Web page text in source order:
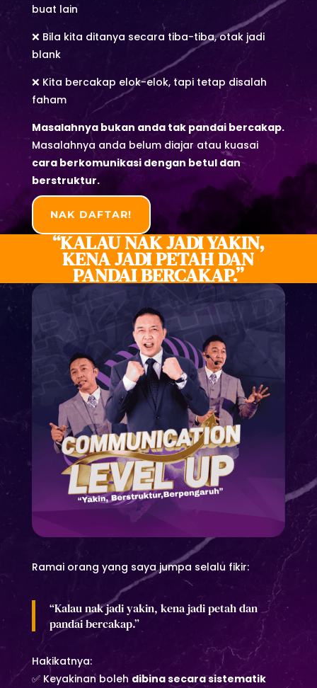
buat lain
❌ Bila kita ditanya secara tiba-tiba, otak jadi
blank
❌ Kita bercakap elok-elok, tapi tetap disalah
faham
Masalahnya bukan anda tak pandai bercakap.
Masalahnya anda belum diajar atau kuasai
cara berkomunikasi dengan betul dan
berstruktur.
NAK DAFTAR!
“KALAU NAK JADI YAKIN,
KENA JADI PETAH DAN
PANDAI BERCAKAP.”
Ramai orang yang saya jumpa selalu fikir:
“Kalau nak jadi yakin, kena jadi petah dan
pandai bercakap.”
Hakikatnya:
✅ Keyakinan boleh dibina secara sistematik